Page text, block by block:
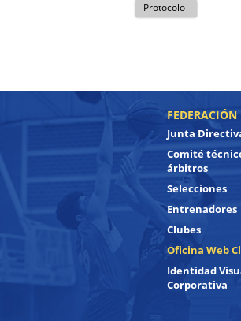
Protocolo
FEDERACIÓN
Junta
Comité
árbitros
Selecciones
Entrenadores
Clubes
Oficina Web
Identidad
Corporativa